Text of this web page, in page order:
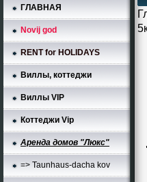
ГЛАВНАЯ
Novij god
RENT for HOLIDAYS
Виллы, коттеджи
Виллы VIP
Коттеджи Vip
Аренда домов "Люкс"
=> Taunhaus-dacha kov